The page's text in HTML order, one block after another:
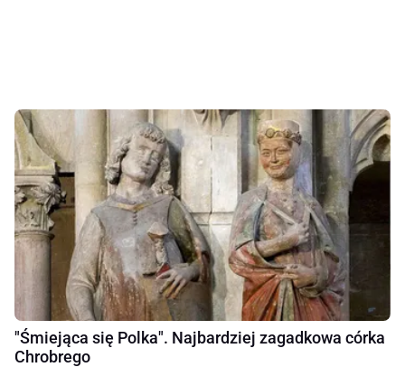
"Śmiejąca się Polka". Najbardziej zagadkowa córka
Chrobrego